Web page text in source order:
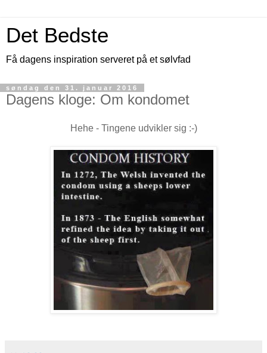
Det Bedste
Få dagens inspiration serveret på et sølvfad
søndag den 31. januar 2016
Dagens kloge: Om kondomet
Hehe - Tingene udvikler sig :-)